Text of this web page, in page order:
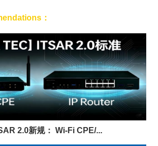
：
2.0新规： Wi-Fi CPE/...